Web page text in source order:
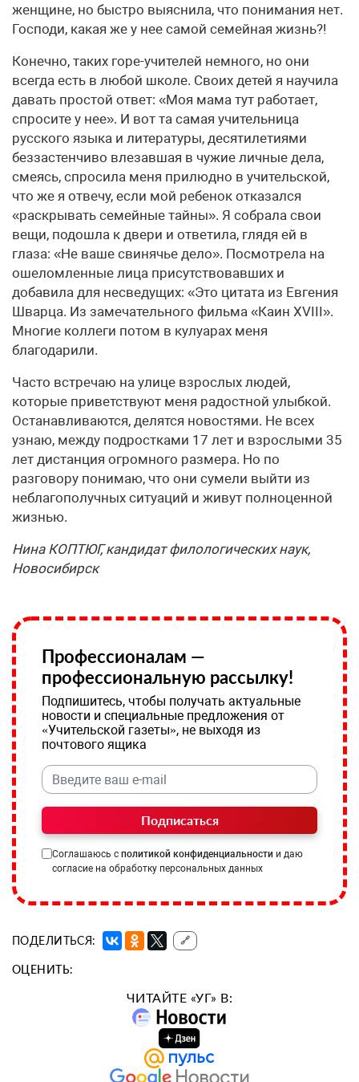
женщине, но быстро выяснила, что понимания нет.
Господи, какая же у нее самой семейная жизнь?!
Конечно, таких горе-учителей немного, но они
всегда есть в любой школе. Своих детей я научила
давать простой ответ: «Моя мама тут работает,
спросите у нее». И вот та самая учительница
русского языка и литературы, десятилетиями
беззастенчиво влезавшая в чужие личные дела,
смеясь, спросила меня прилюдно в учительской,
что же я отвечу, если мой ребенок отказался
«раскрывать семейные тайны». Я собрала свои
вещи, подошла к двери и ответила, глядя ей в
глаза: «Не ваше свинячье дело». Посмотрела на
ошеломленные лица присутствовавших и
добавила для несведущих: «Это цитата из Евгения
Шварца. Из замечательного фильма «Каин XVIII».
Многие коллеги потом в кулуарах меня
благодарили.
Часто встречаю на улице взрослых людей,
которые приветствуют меня радостной улыбкой.
Останавливаются, делятся новостями. Не всех
узнаю, между подростками 17 лет и взрослыми 35
лет дистанция огромного размера. Но по
разговору понимаю, что они сумели выйти из
неблагополучных ситуаций и живут полноценной
жизнью.
Нина КОПТЮГ, кандидат филологических наук,
Новосибирск
Профессионалам —
профессиональную рассылку!
Подпишитесь, чтобы получать актуальные
новости и специальные предложения от
«Учительской газеты», не выходя из
почтового ящика
Подписаться
Соглашаюсь с политикой конфиденциальности и даю
согласие на обработку персональных данных
ПОДЕЛИТЬСЯ: 🔗
ОЦЕНИТЬ:
ЧИТАЙТЕ «УГ» В: